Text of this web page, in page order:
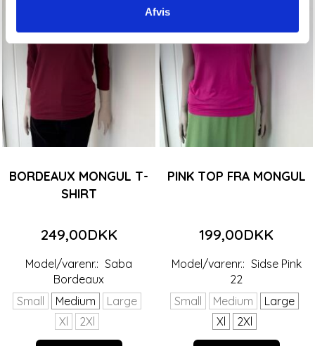
Afvis
BORDEAUX MONGUL T-
SHIRT
249,00DKK
Model/varenr.: Saba
Bordeaux
Small
Medium
Large
Xl
2Xl
PINK TOP FRA MONGUL
199,00DKK
Model/varenr.: Sidse Pink
22
Small
Medium
Large
Xl
2Xl